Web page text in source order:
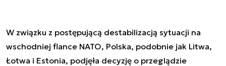
W związku z postępującą destabilizacją sytuacji na
wschodniej flance NATO, Polska, podobnie jak Litwa,
Łotwa i Estonia, podjęła decyzję o przeglądzie